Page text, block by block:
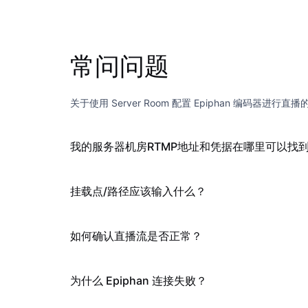
常问问题
关于使用 Server Room 配置 Epiphan 编码器进行直播的
我的服务器机房RTMP地址和凭据在哪里可以找
挂载点/路径应该输入什么？
如何确认直播流是否正常？
为什么 Epiphan 连接失败？